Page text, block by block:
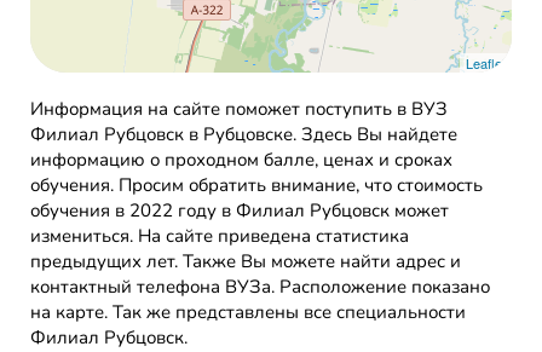
Leaflet
Информация на сайте поможет поступить в ВУЗ
Филиал Рубцовск в Рубцовске. Здесь Вы найдете
информацию о проходном балле, ценах и сроках
обучения. Просим обратить внимание, что стоимость
обучения в 2022 году в Филиал Рубцовск может
измениться. На сайте приведена статистика
предыдущих лет. Также Вы можете найти адрес и
контактный телефона ВУЗа. Расположение показано
на карте. Так же представлены все специальности
Филиал Рубцовск.